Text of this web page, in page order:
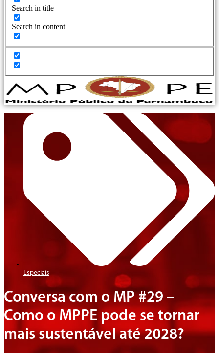
Search in title
Search in content
Especiais
Conversa com o MP #29 –
Como o MPPE pode se tornar
mais sustentável até 2028?